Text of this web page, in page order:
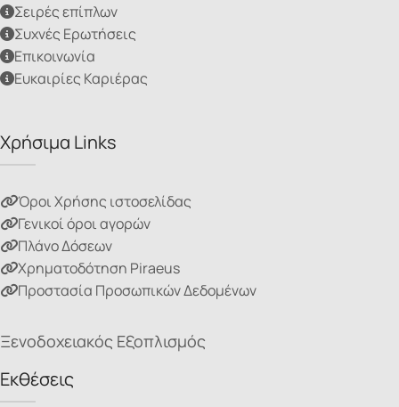
Σειρές επίπλων
Συχνές Ερωτήσεις
Επικοινωνία
Ευκαιρίες Καριέρας
Χρήσιμα Links
Όροι Χρήσης ιστοσελίδας
Γενικοί όροι αγορών
Πλάνο Δόσεων
Χρηματοδότηση Piraeus
Προστασία Προσωπικών Δεδομένων
Ξενοδοχειακός Εξοπλισμός
Εκθέσεις